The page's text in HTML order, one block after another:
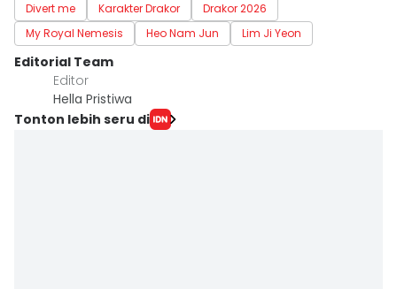
Divert me Karakter Drakor
Drakor 2026
My Royal Nemesis
Heo Nam Jun Lim Ji Yeon
Editorial Team
Editor
Hella Pristiwa
Tonton lebih seru di